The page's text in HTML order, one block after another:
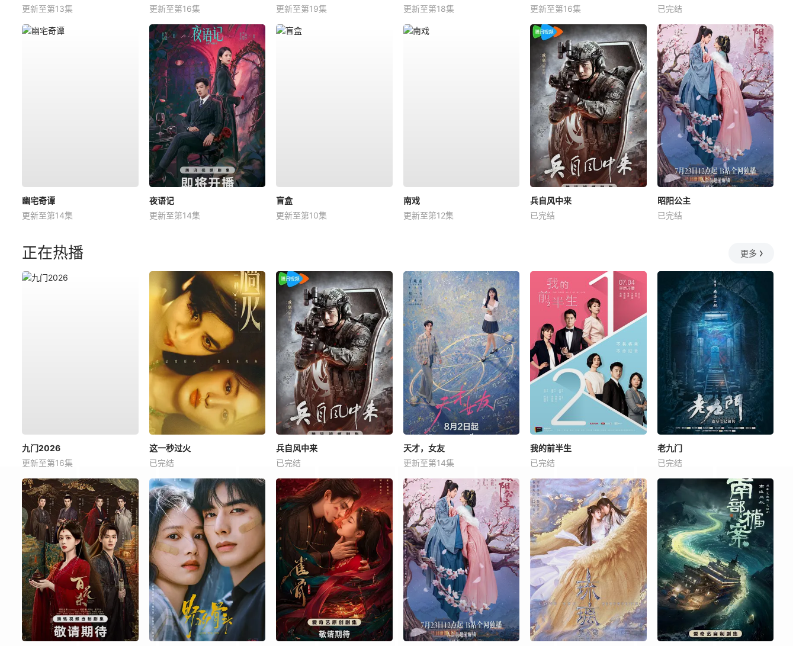
更新至第13集
更新至第16集
更新至第19集
更新至第18集
更新至第16集
已完结
幽宅奇谭
更新至第14集
夜语记
更新至第14集
盲盒
更新至第10集
南戏
更新至第12集
兵自风中来
已完结
昭阳公主
已完结
正在热播 更多
九门2026
更新至第16集
这一秒过火
已完结
兵自风中来
已完结
天才，女友
更新至第14集
我的前半生
已完结
老九门
已完结